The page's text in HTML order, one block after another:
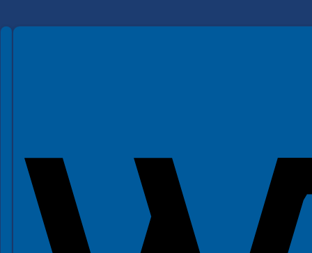
Spełniamy standardy WCAG 2.2
Spełniamy standardy W3C